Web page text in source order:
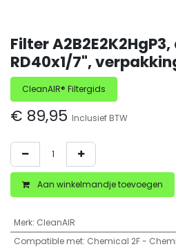
Filter
RD40x1/7",
CleanAIR® Filtergids
€ 89,95 Inclusief BTW
Aan winkelmandje toevoegen
Merk: CleanAIR
Compatible met: Chemical 2F -